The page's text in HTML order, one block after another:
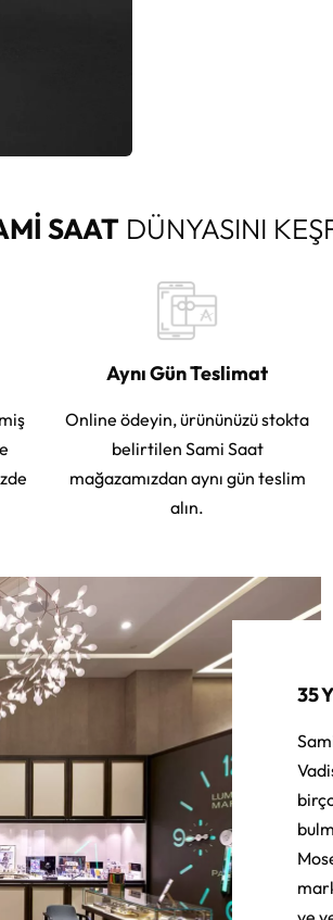
SAATDÜNYASINI
Aynı Gün Teslimat
Online ödeyin, ürününüzü stokta
belirtilen Sami Saat
mağazamızdan aynı gün teslim
alın.
35